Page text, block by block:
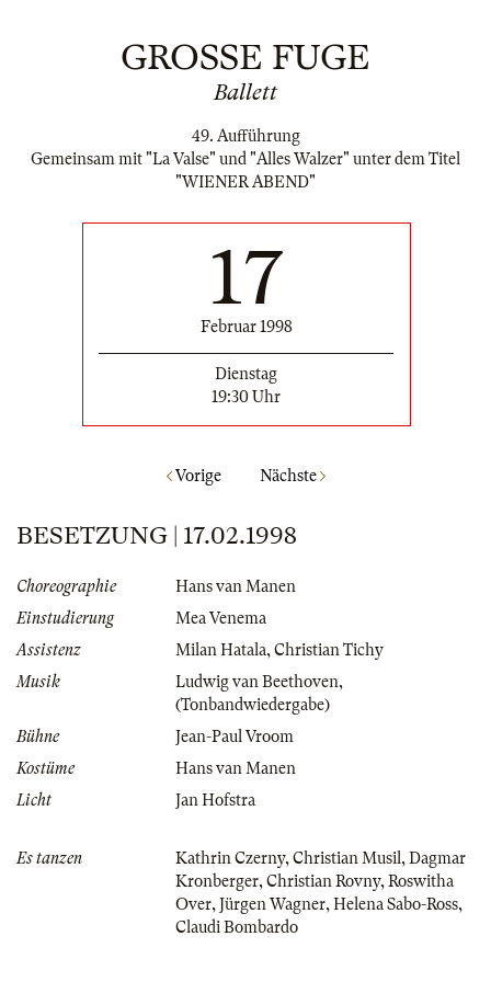
GROSSE FUGE
Ballett
49. Aufführung
Gemeinsam mit "La Valse" und "Alles Walzer" unter dem Titel
"WIENER ABEND"
17
Februar 1998
Dienstag
19:30 Uhr
Vorige Nächste
BESETZUNG | 17.02.1998
Choreographie
Hans van Manen
Einstudierung
Mea Venema
Assistenz
Milan Hatala, Christian Tichy
Musik
Ludwig van Beethoven,
(Tonbandwiedergabe)
Bühne
Jean-Paul Vroom
Kostüme
Hans van Manen
Licht
Jan Hofstra
Es tanzen Kathrin Czerny, Christian Musil , Dagmar
Kronberger, Christian Rovny, Roswitha
Over, Jürgen Wagner, Helena Sabo-Ross,
Claudi Bombardo